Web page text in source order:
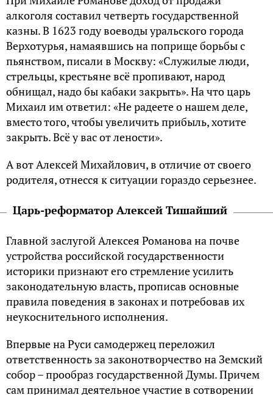
алкоголя составил четверть государственной
казны. В 1623 году воеводы уральского города
Верхотурья, намаявшись на поприще борьбы с
пьянством, писали в Москву: «Служилые люди,
стрельцы, крестьяне всё пропивают, народ
обнищал, надо бы кабаки закрыть». На что царь
Михаил им ответил: «Не радеете о нашем деле,
вместо того, чтобы увеличить прибыль, хотите
закрыть. Всё у вас от лености».
А вот Алексей Михайлович, в отличие от своего
родителя, отнесся к ситуации гораздо серьезнее.
Царь-реформатор Алексей Тишайший
Главной заслугой Алексея Романова на почве
устройства российской государственности
историки признают его стремление усилить
законодательную власть, прописав основные
правила поведения в законах и потребовав их
неукоснительного исполнения.
Впервые на Руси самодержец переложил
ответственность за законотворчество на Земский
собор – прообраз государственной Думы. Причем
сам принимал деятельное участие в сотворении